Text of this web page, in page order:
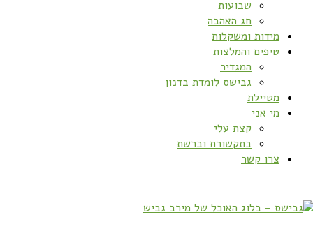
שבועות
חג האהבה
מידות ומשקלות
טיפים והמלצות
המגדיר
גבישס לומדת בדנון
מטיילת
מי אני
קצת עלי
בתקשורת וברשת
צרו קשר